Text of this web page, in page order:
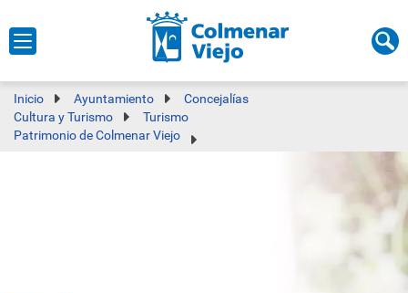
Inicio Ayuntamiento
Concejalías
Cultura y Turismo
Turismo
Patrimonio de Colmenar Viejo